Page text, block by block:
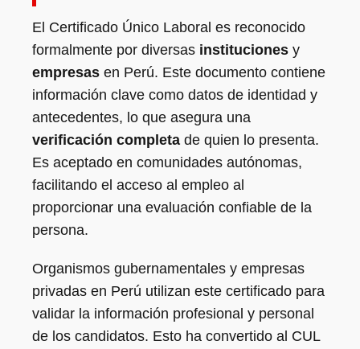
El Certificado Único Laboral es reconocido
formalmente por diversas instituciones y
empresas en Perú. Este documento contiene
información clave como datos de identidad y
antecedentes, lo que asegura una
verificación completa de quien lo presenta.
Es aceptado en comunidades autónomas,
facilitando el acceso al empleo al
proporcionar una evaluación confiable de la
persona.
Organismos gubernamentales y empresas
privadas en Perú utilizan este certificado para
validar la información profesional y personal
de los candidatos. Esto ha convertido al CUL